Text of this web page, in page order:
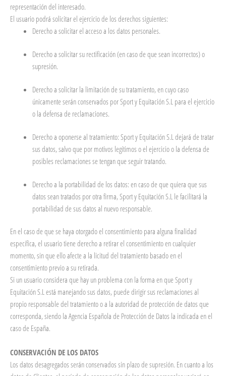
representación del interesado.
El usuario podrá solicitar el ejercicio de los derechos siguientes:
Derecho a solicitar el acceso a los datos personales.
Derecho a solicitar su rectificación (en caso de que sean incorrectos) o
supresión.
Derecho a solicitar la limitación de su tratamiento, en cuyo caso
únicamente serán conservados por Sport y Equitación S.L para el ejercicio
o la defensa de reclamaciones.
Derecho a oponerse al tratamiento: Sport y Equitación S.L dejará de tratar
sus datos, salvo que por motivos legítimos o el ejercicio o la defensa de
posibles reclamaciones se tengan que seguir tratando.
Derecho a la portabilidad de los datos: en caso de que quiera que sus
datos sean tratados por otra firma, Sport y Equitación S.L le facilitará la
portabilidad de sus datos al nuevo responsable.
En el caso de que se haya otorgado el consentimiento para alguna finalidad
específica, el usuario tiene derecho a retirar el consentimiento en cualquier
momento, sin que ello afecte a la licitud del tratamiento basado en el
consentimiento previo a su retirada.
Si un usuario considera que hay un problema con la forma en que Sport y
Equitación S.L está manejando sus datos, puede dirigir sus reclamaciones al
propio responsable del tratamiento o a la autoridad de protección de datos que
corresponda, siendo la Agencia Española de Protección de Datos la indicada en el
caso de España.
CONSERVACIÓN DE LOS DATOS
Los datos desagregados serán conservados sin plazo de supresión. En cuanto a los